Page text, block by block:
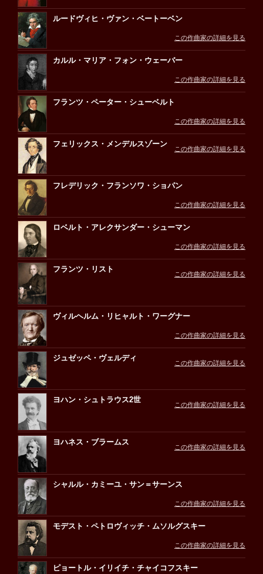
ルードヴィヒ・ヴァン・ベートーベン
この作曲家の詳細を見る
カルル・マリア・フォン・ウェーバー
この作曲家の詳細を見る
フランツ・ペーター・シューベルト
この作曲家の詳細を見る
フェリックス・メンデルスゾーン
この作曲家の詳細を見る
フレデリック・フランソワ・ショパン
この作曲家の詳細を見る
ロベルト・アレクサンダー・シューマン
この作曲家の詳細を見る
フランツ・リスト
この作曲家の詳細を見る
ヴィルヘルム・リヒャルト・ワーグナー
この作曲家の詳細を見る
ジュゼッペ・ヴェルディ
この作曲家の詳細を見る
ヨハン・シュトラウス2世
この作曲家の詳細を見る
ヨハネス・ブラームス
この作曲家の詳細を見る
シャルル・カミーユ・サン＝サーンス
この作曲家の詳細を見る
モデスト・ペトロヴィッチ・ムソルグスキー
この作曲家の詳細を見る
ピョートル・イリイチ・チャイコフスキー